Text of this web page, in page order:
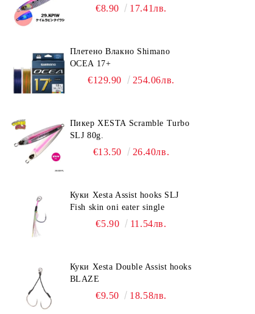
€8.90 17.41лв.
Плетено Влакно Shimano
OCEA 17+
€129.90 254.06лв.
Пикер XESTA Scramble Turbo
SLJ 80g.
€13.50 26.40лв.
Куки Xesta Assist hooks SLJ
Fish skin oni eater single
€5.90 11.54лв.
Куки Xesta Double Assist hooks
BLAZE
€9.50 18.58лв.